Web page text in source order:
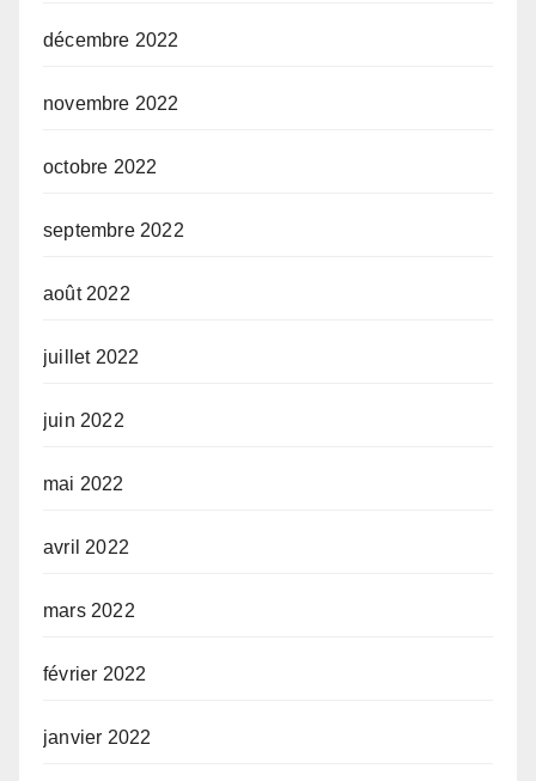
décembre 2022
novembre 2022
octobre 2022
septembre 2022
août 2022
juillet 2022
juin 2022
mai 2022
avril 2022
mars 2022
février 2022
janvier 2022